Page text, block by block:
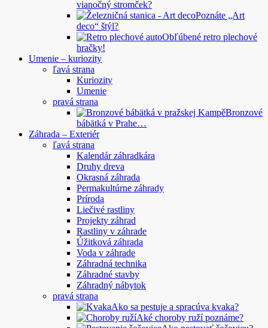
vianočný stromček?
Poznáte „Art
deco“ štýl?
Obľúbené retro plechové
hračky!
Umenie – kuriozity
ľavá strana
Kuriozity
Umenie
pravá strana
Bronzové
bábätká v Prahe…
Záhrada – Exteriér
ľavá strana
Kalendár záhradkára
Druhy dreva
Okrasná záhrada
Permakultúrne záhrady
Príroda
Liečivé rastliny
Projekty záhrad
Rastliny v záhrade
Úžitková záhrada
Voda v záhrade
Záhradná technika
Záhradné stavby
Záhradný nábytok
pravá strana
Ako sa pestuje a spracúva kvaka?
Aké choroby ruží poznáme?